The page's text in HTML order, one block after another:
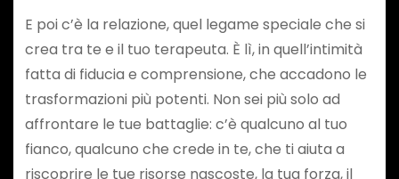
E poi c’è la relazione, quel legame speciale che si
crea tra te e il tuo terapeuta. È lì, in quell’intimità
fatta di fiducia e comprensione, che accadono le
trasformazioni più potenti. Non sei più solo ad
affrontare le tue battaglie: c’è qualcuno al tuo
fianco, qualcuno che crede in te, che ti aiuta a
riscoprire le tue risorse nascoste, la tua forza, il